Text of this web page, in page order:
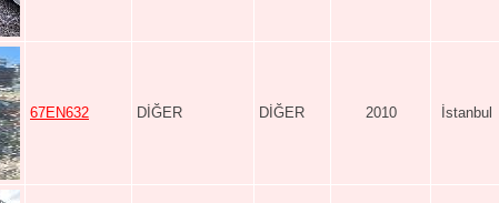
67EN632 DİĞER DİĞER 2010 İstanbul